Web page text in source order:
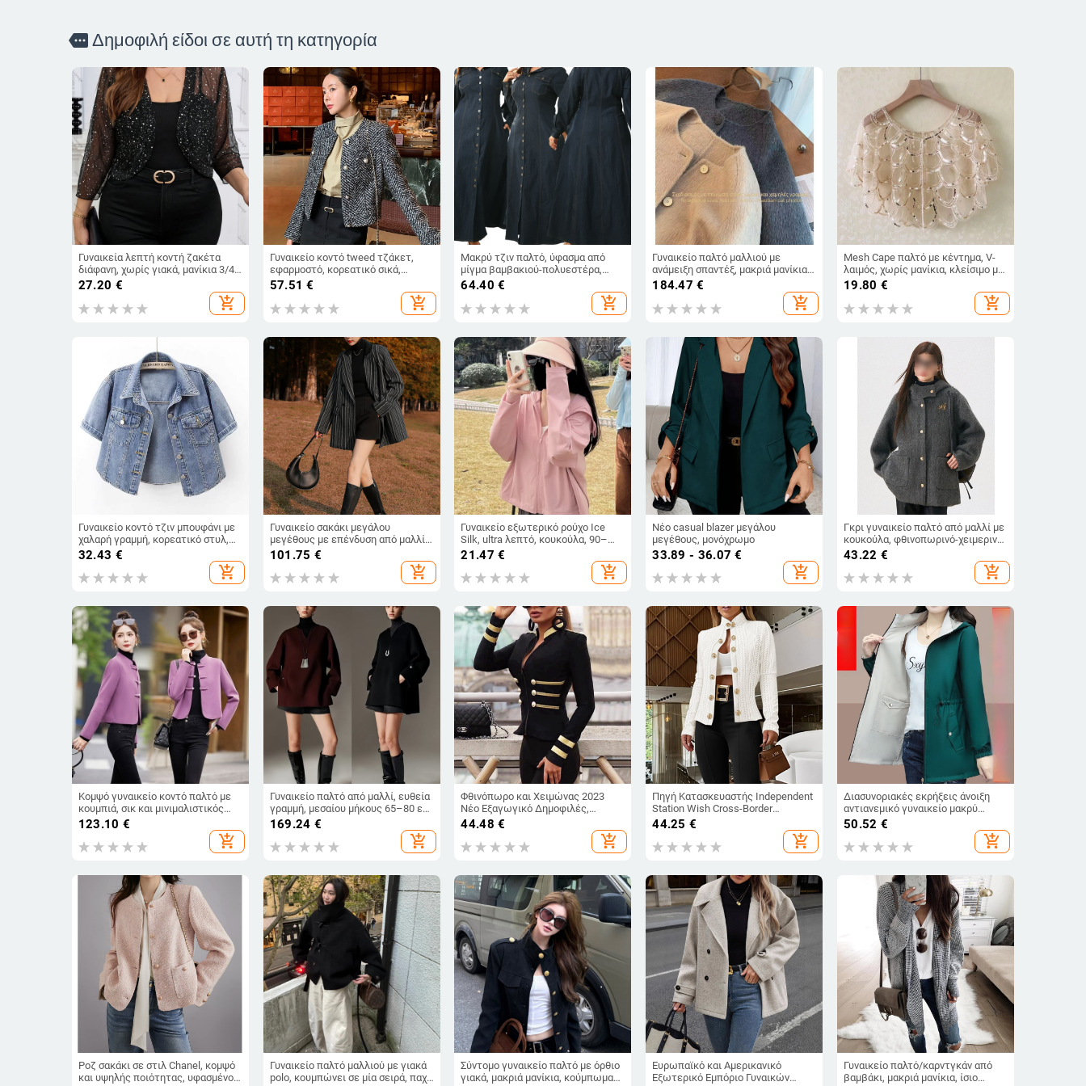
more Δημοφιλή είδοι σε αυτή τη κατηγορία
Γυναικεία λεπτή κοντή ζακέτα
διάφανη, χωρίς γιακά, μανίκια 3/4,
πολυεστέρας 95%+
27.20 €
add_shopping_cart
Γυναικείο κοντό tweed τζάκετ,
εφαρμοστό, κορεατικό σικά,
γαλλική ρετρό κομψότητα, casual
57.51 €
add_shopping_cart
Μακρύ τζιν παλτό, ύφασμα από
μίγμα βαμβακιού-πολυεστέρα,
γιακά με λαπέλ, μακριές μανίκια
64.40 €
add_shopping_cart
Γυναικείο παλτό μαλλιού με
ανάμειξη σπαντέξ, μακριά μανίκια,
κανονικό μήκος, μεσαίο πάχος,
184.47 €
add_shopping_cart
Mesh Cape παλτό με κέντημα, V-
λαιμός, χωρίς μανίκια, κλείσιμο με
ένα κουμπί
19.80 €
add_shopping_cart
Γυναικείο κοντό τζιν μπουφάνι με
χαλαρή γραμμή, κορεατικό στυλ,
τοπ με ζακέτα-σάλι
32.43 €
add_shopping_cart
Γυναικείο σακάκι μεγάλου
μεγέθους με επένδυση από μαλλί,
ριγέ, κορεατικό στυλ, μακριά
μανίκια, μεσαίο μήκος, μέγεθος L
101.75 €
add_shopping_cart
Γυναικείο εξωτερικό ρούχο Ice
Silk, ultra λεπτό, κουκούλα, 90–
95% πολυεστέρα, μεσαίο μήκος
(50–65 cm), μακριά μανίκια
21.47 €
add_shopping_cart
Νέο casual blazer μεγάλου
μεγέθους, μονόχρωμο
33.89 - 36.07 €
add_shopping_cart
Γκρι γυναικείο παλτό από μαλλί με
κουκούλα, φθινοπωρινό-χειμερινό,
κομψό καθημερινό, κοντό μήκος,
για μικρό ανάστημα
43.22 €
add_shopping_cart
Κομψό γυναικείο κοντό παλτό με
κουμπιά, σικ και μινιμαλιστικός
σχεδιασμός που κολακεύει τη
σιλουέτα
123.10 €
add_shopping_cart
Γυναικείο παλτό από μαλλί, ευθεία
γραμμή, μεσαίου μήκους 65–80 εκ.,
V-λαιμόκοψη, μακριά μανίκια, στυλ
πουλόβερ, 95%+ μαλλί
169.24 €
add_shopping_cart
Φθινόπωρο και Χειμώνας 2023
Νέο Εξαγωγικό Δημοφιλές,
Καλύτερο σε Πωλήσεις στο
Amazon, Nautica Style Slim, Σέξι,
Χρυσαφί Βρετανικό Μπουφάν
44.48 €
add_shopping_cart
Πηγή Κατασκευαστής Independent
Station Wish Cross-Border
Γυναικείο Φθινοπωρινό και
Χειμερινό Μοντέρνο Casual Stand
Collar Pure Color Μακρυμάνικο
44.25 €
add_shopping_cart
Διασυνοριακές εκρήξεις άνοιξη
αντιανεμικό γυναικείο μακρύ
χονδρικής 2025 νέο λεπτό κάλυμμα
κοιλιάς διπλής όψης κοντό παλτό
χονδρικής
50.52 €
add_shopping_cart
Ροζ σακάκι σε στιλ Chanel, κομψό
και υψηλής ποιότητας, υφασμένος
Γυναικείο παλτό μαλλιού με γιακά
polo, κουμπώνει σε μία σειρά, παχύ
Σύντομο γυναικείο παλτό με όρθιο
γιακά, μακριά μανίκια, κούμπωμα
Ευρωπαϊκό και Αμερικανικό
Εξωτερικό Εμπόριο Γυναικών
Γυναικείο παλτό/καρντγκάν από
βαμβάκι, μακριά μανίκια, ίσιο